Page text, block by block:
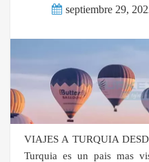
septiembre 29,
VIAJES A TURQUIA
Turquia es un pais mas